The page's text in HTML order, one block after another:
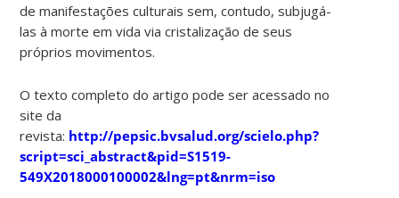
de manifestações culturais sem, contudo, subjugá-
las à morte em vida via cristalização de seus
próprios movimentos.
O texto completo do artigo pode ser acessado no
site da
revista: http://pepsic.bvsalud.org/scielo.php?
script=sci_abstract&pid=S1519-
549X2018000100002&lng=pt&nrm=iso